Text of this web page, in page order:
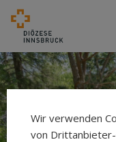
Wir verwenden
von